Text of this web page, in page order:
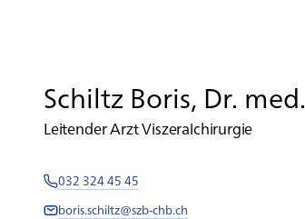
Schiltz Boris, Dr. med.
Leitender Arzt Viszeralchirurgie
032 324 45 45
boris.schiltz@szb-chb.ch